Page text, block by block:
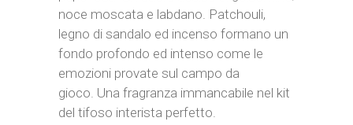
noce moscata e labdano. Patchouli,
legno di sandalo ed incenso formano un
fondo profondo ed intenso come le
emozioni provate sul campo da
gioco. Una fragranza immancabile nel kit
del tifoso interista perfetto.